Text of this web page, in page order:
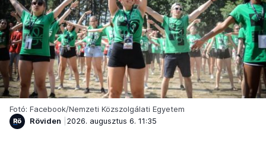
Fotó: Facebook/Nemzeti Közszolgálati Egyetem
Röviden
2026. augusztus 6. 11:35